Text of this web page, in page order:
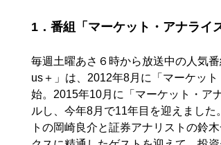
1．番組「マーケット・アナライ
毎週土曜あさ６時から放送中の人気
us＋」は、2012年8月に「マーケッ
始。2015年10月に「マーケット・ア
ルし、今年8月で11年目を迎えまし
トの岡崎良介と証券アナリストの鈴